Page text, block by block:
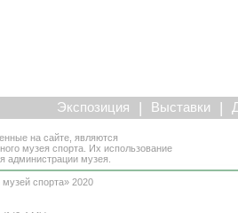
Экспозиция | Выставки |
на сайте, являются
музея спорта. Их использование
администрации музея.
спорта» 2020